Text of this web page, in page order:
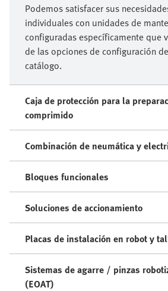
Podemos satisfacer sus
individuales con unidades de
configuradas específicamente que
de las opciones de configuración
catálogo.
Caja de protección para la
comprimido
Combinación de neumática y
Bloques funcionales
Soluciones de accionamiento
Placas de instalación en robot y
Sistemas de agarre / pinzas
(EOAT)